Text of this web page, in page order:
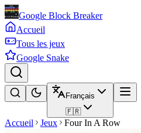
Google Block Breaker
Accueil
Tous les jeux
Google Snake
Français
🇫🇷
Accueil Jeux Four In A Row